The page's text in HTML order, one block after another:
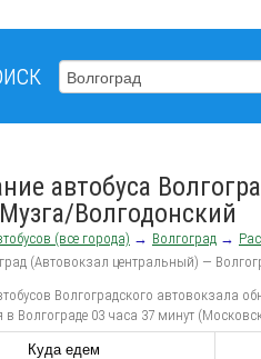
автобуса
Волгодонский
(все города) → Волгоград →
(Автовокзал центральный) —
Волгоградского автовокзала
в Волгограде 03 часа 37 минут
Куда едем